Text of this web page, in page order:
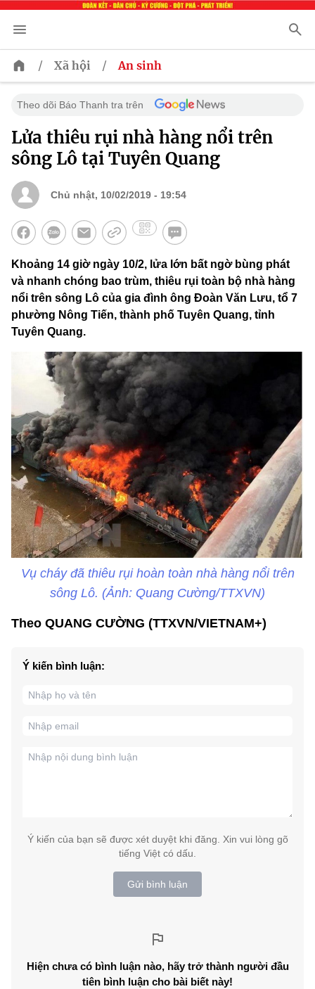
/ Xã hội / An sinh
Theo dõi Báo Thanh tra trên
Lửa thiêu rụi nhà hàng nổi trên
sông Lô tại Tuyên Quang
Chủ nhật, 10/02/2019 - 19:54
Khoảng 14 giờ ngày 10/2, lửa lớn bất ngờ bùng phát
và nhanh chóng bao trùm, thiêu rụi toàn bộ nhà hàng
nổi trên sông Lô của gia đình ông Đoàn Văn Lưu, tổ 7
phường Nông Tiến, thành phố Tuyên Quang, tỉnh
Tuyên Quang.
Vụ cháy đã thiêu rụi hoàn toàn nhà hàng nổi trên
sông Lô. (Ảnh: Quang Cường/TTXVN)
Theo QUANG CƯỜNG (TTXVN/VIETNAM+)
Ý kiến bình luận:
Ý kiến của bạn sẽ được xét duyệt khi đăng. Xin vui lòng gõ
tiếng Việt có dấu.
Gửi bình luận
Hiện chưa có bình luận nào, hãy trở thành người đầu
tiên bình luận cho bài biết này!